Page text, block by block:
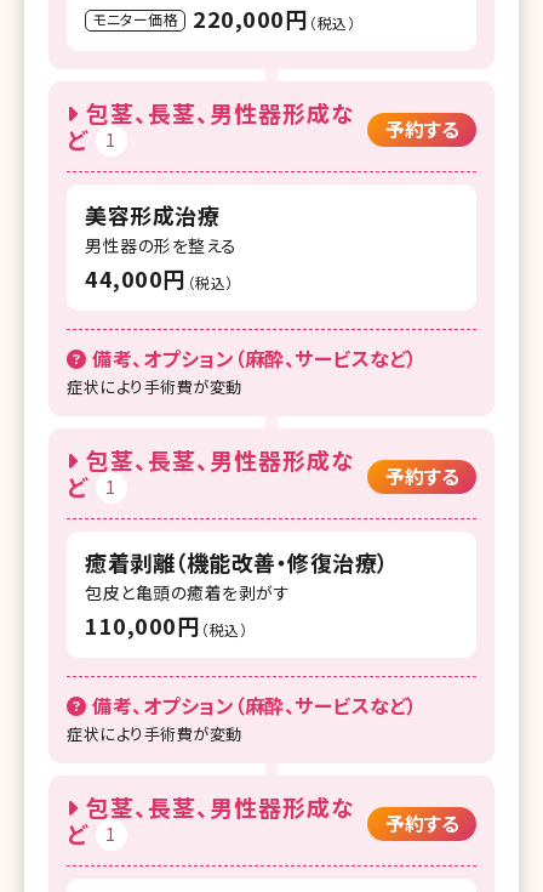
モニター価格 220,000円 （税込）
包茎、長茎、男性器形成な
ど
1 予約する
美容形成治療
男性器の形を整える
44,000円 （税込）
備考、オプション（麻酔、サービスなど）
症状により手術費が変動
包茎、長茎、男性器形成な
ど
1 予約する
癒着剥離（機能改善・修復治療）
包皮と亀頭の癒着を剥がす
110,000円 （税込）
備考、オプション（麻酔、サービスなど）
症状により手術費が変動
包茎、長茎、男性器形成な
ど
1 予約する